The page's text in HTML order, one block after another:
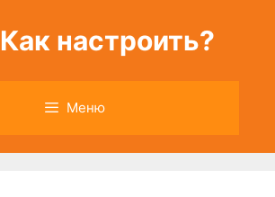
Как настроить?
Меню